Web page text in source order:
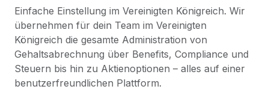
Employer of Record
Weltweites Wachstum ohne Kosten für Niederlassungen
Contractor of Record
Rechtssichere, weltweite Arbeit mit Freelancer:innen
Country Explorer
Länderspezifische Unterstützung bei der Einstellung
Explorer für US-Bundesstaaten
Einfache Einstellung in allen US-Bundesstaaten
TOOLS UND RECHNER
Scheinselbstständigkeitsrisiko berechnen
Länderspezifische Einschätzung des
Scheinselbstständigkeitsrisikos
Preise
English (United States)
Einfache Einstellung im Vereinigten Königreich. Wir
übernehmen für dein Team im Vereinigten
Königreich die gesamte Administration von
Gehaltsabrechnung über Benefits, Compliance und
Steuern bis hin zu Aktienoptionen – alles auf einer
benutzerfreundlichen Plattform.